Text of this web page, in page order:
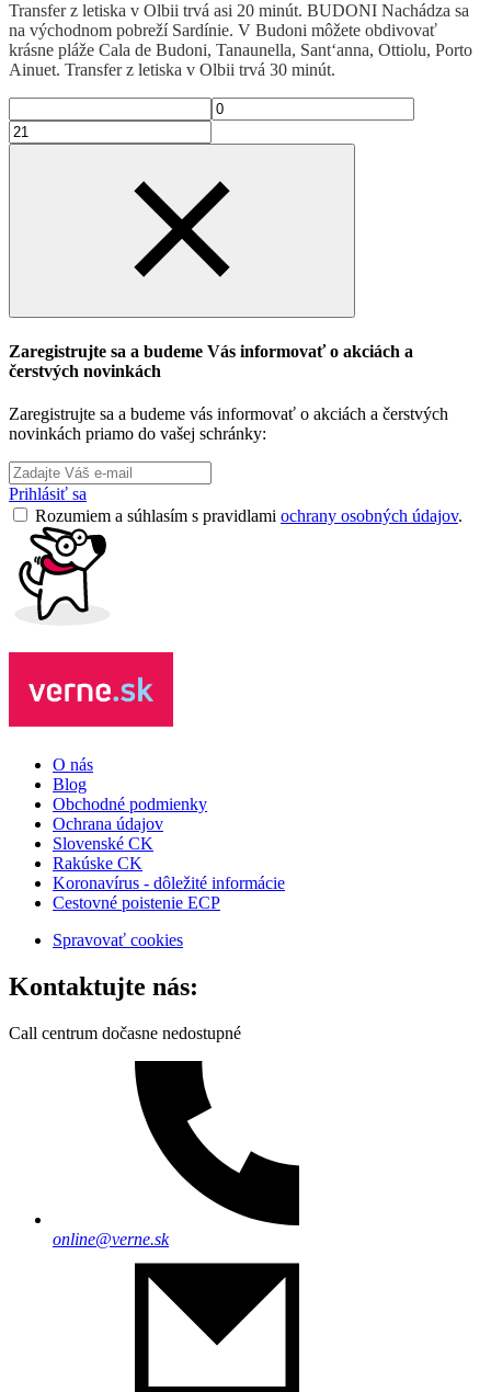
Transfer z letiska v Olbii trvá asi 20 minút. BUDONI Nachádza sa
na východnom pobreží Sardínie. V Budoni môžete obdivovať
krásne pláže Cala de Budoni, Tanaunella, Sant‘anna, Ottiolu, Porto
Ainuet. Transfer z letiska v Olbii trvá 30 minút.
Zaregistrujte sa a budeme Vás informovať o akciách a
čerstvých novinkách
Zaregistrujte sa a budeme vás informovať o akciách a čerstvých
novinkách priamo do vašej schránky:
Prihlásiť sa
Rozumiem a súhlasím s pravidlami ochrany osobných údajov.
O nás
Blog
Obchodné podmienky
Ochrana údajov
Slovenské CK
Rakúske CK
Koronavírus - dôležité informácie
Cestovné poistenie ECP
Spravovať cookies
Kontaktujte nás:
Call centrum dočasne nedostupné
online@verne.sk